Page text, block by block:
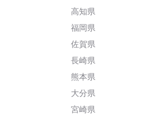
高知県
福岡県
佐賀県
長崎県
熊本県
大分県
宮崎県